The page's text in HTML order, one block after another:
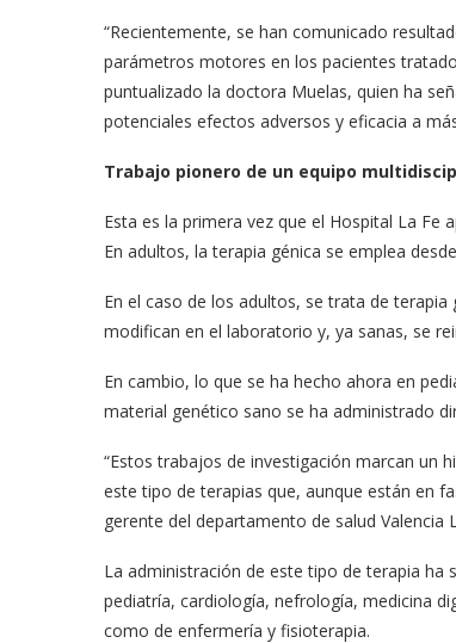
“Recientemente, se han comunicado
parámetros motores en los pacientes
puntualizado la doctora Muelas, quien ha
potenciales efectos adversos y eficacia a
Trabajo pionero de un equipo
Esta es la primera vez que el Hospital La Fe
En adultos, la terapia génica se emplea
En el caso de los adultos, se trata de terapia
modifican en el laboratorio y, ya sanas, se
En cambio, lo que se ha hecho ahora en
material genético sano se ha administrado
“Estos trabajos de investigación marcan un
este tipo de terapias que, aunque están en
gerente del departamento de salud Valencia
La administración de este tipo de terapia ha
pediatría, cardiología, nefrología, medicina
como de enfermería y fisioterapia.